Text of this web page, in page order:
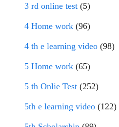
3 rd online test (5)
4 Home work (96)
4 th e learning video (98)
5 Home work (65)
5 th Onlie Test (252)
5th e learning video (122)